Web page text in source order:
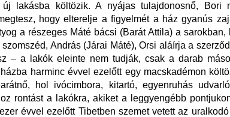
új lakásba költözik. A nyájas tulajdonosnő, Bori
hogy elterelje a figyelmét a ház gyanús
a részeges Máté bácsi (Barát Attila) a sarokban,
András (Járai Máté), Orsi aláírja a
– a lakók eleinte nem tudják, csak a darab
harminc évvel ezelőtt egy macskadémon
hol ivócimbora, kitartó, egyenruhás
rontást a lakókra, akiket a leggyengébb
évvel ezelőtt Tibetben szemet vetett az